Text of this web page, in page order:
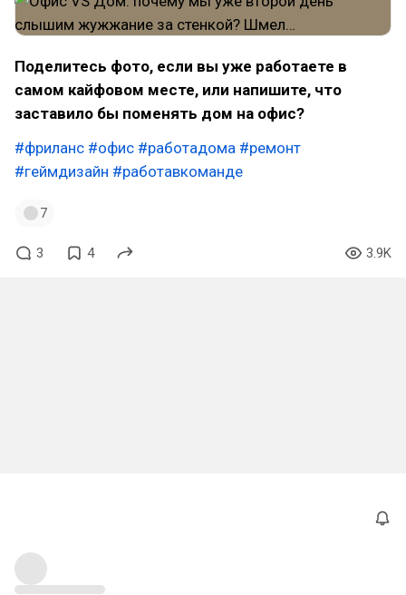
Поделитесь фото, если вы уже работаете в
самом кайфовом месте, или напишите, что
заставило бы поменять дом на офис?
#фриланс #офис #работадома #ремонт
#геймдизайн #работавкоманде
7
3 4 3.9K